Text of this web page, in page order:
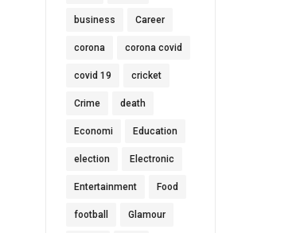
business Career
corona corona covid
covid 19 cricket
Crime death
Economi Education
election Electronic
Entertainment Food
football Glamour